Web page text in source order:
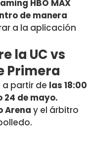
HBO MAX
de manera
a la aplicación
la UC vs
Primera
a partir de las 18:00
24 de mayo.
Arena y el árbitro